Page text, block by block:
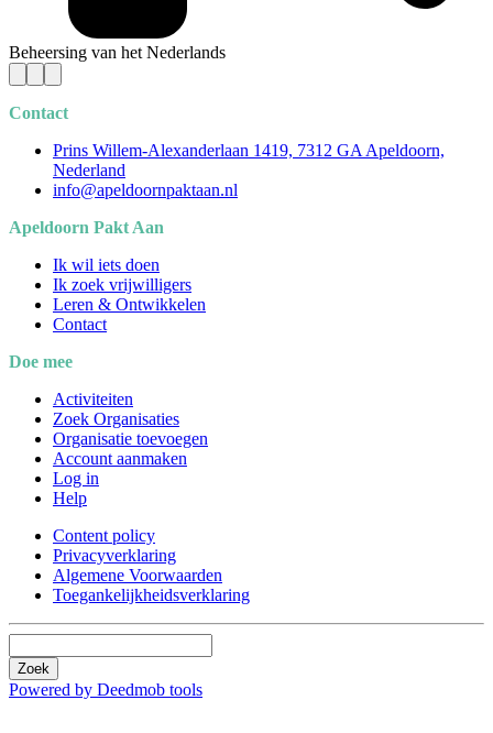
Beheersing van het Nederlands
Contact
Prins Willem-Alexanderlaan 1419, 7312 GA Apeldoorn,
Nederland
info@apeldoornpaktaan.nl
Apeldoorn Pakt Aan
Ik wil iets doen
Ik zoek vrijwilligers
Leren & Ontwikkelen
Contact
Doe mee
Activiteiten
Zoek Organisaties
Organisatie toevoegen
Account aanmaken
Log in
Help
Content policy
Privacyverklaring
Algemene Voorwaarden
Toegankelijkheidsverklaring
Zoek
Powered by Deedmob tools